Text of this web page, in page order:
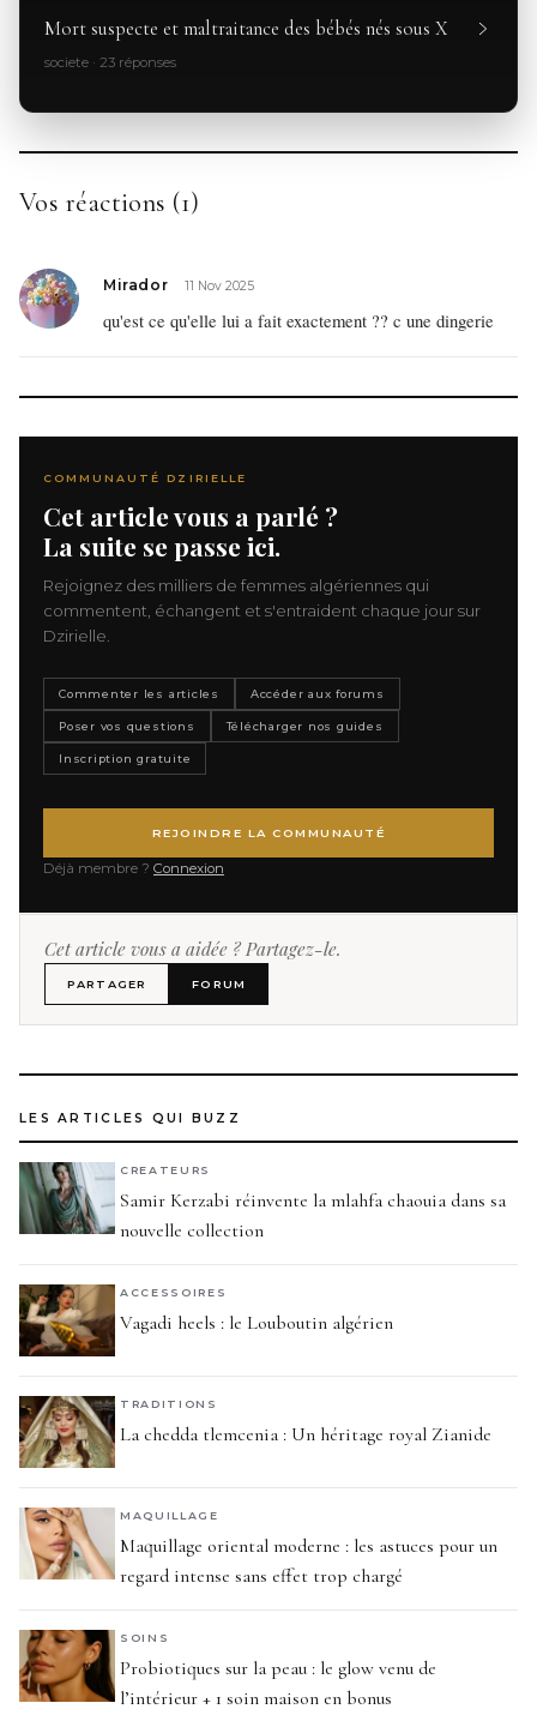
Mort suspecte et maltraitance des bébés nés sous X
societe · 23 réponses
Vos réactions (1)
Mirador 11 Nov 2025
qu'est ce qu'elle lui a fait exactement ?? c une dingerie
COMMUNAUTÉ DZIRIELLE
Cet article vous a parlé ?
La suite se passe ici.
Rejoignez des milliers de femmes algériennes qui
commentent, échangent et s'entraident chaque jour sur
Dzirielle.
Commenter les articles Accéder aux forums
Poser vos questions Télécharger nos guides
Inscription gratuite
REJOINDRE LA COMMUNAUTÉ
Déjà membre ? Connexion
Cet article vous a aidée ? Partagez-le.
PARTAGER FORUM
LES ARTICLES QUI BUZZ
CREATEURS
Samir Kerzabi réinvente la mlahfa chaouia dans sa
nouvelle collection
ACCESSOIRES
Vagadi heels : le Louboutin algérien
TRADITIONS
La chedda tlemcenia : Un héritage royal Zianide
MAQUILLAGE
Maquillage oriental moderne : les astuces pour un
regard intense sans effet trop chargé
SOINS
Probiotiques sur la peau : le glow venu de
l’intérieur + 1 soin maison en bonus